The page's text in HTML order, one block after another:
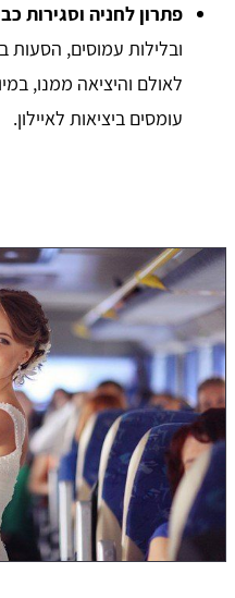
פתרון לחניה וסגירות
ובלילות עמוסים,
עומסים ביציאות לאיילון.